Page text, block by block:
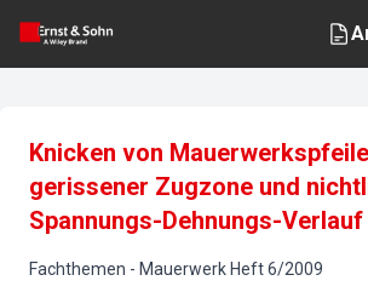
Knicken von
gerissener Zugzone und
Spannungs-Dehnungs-Verlauf
Fachthemen - Mauerwerk Heft6/2009